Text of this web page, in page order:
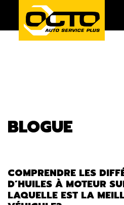
BLOGUE
COMPRENDRE LES
D’HUILES À MOTEUR
LAQUELLE EST LA